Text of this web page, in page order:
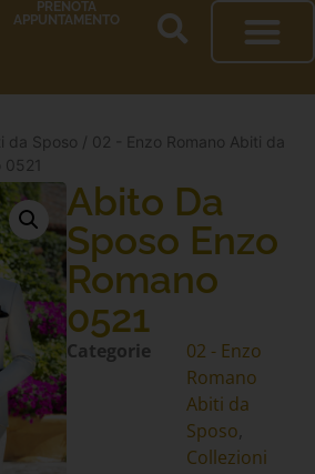
PRENOTA
APPUNTAMENTO
da Sposo / 02 - Enzo Romano Abiti da
0521
Abito Da
Sposo Enzo
Romano
0521
Categorie
02 - Enzo
Romano
Abiti da
Sposo
Collezioni